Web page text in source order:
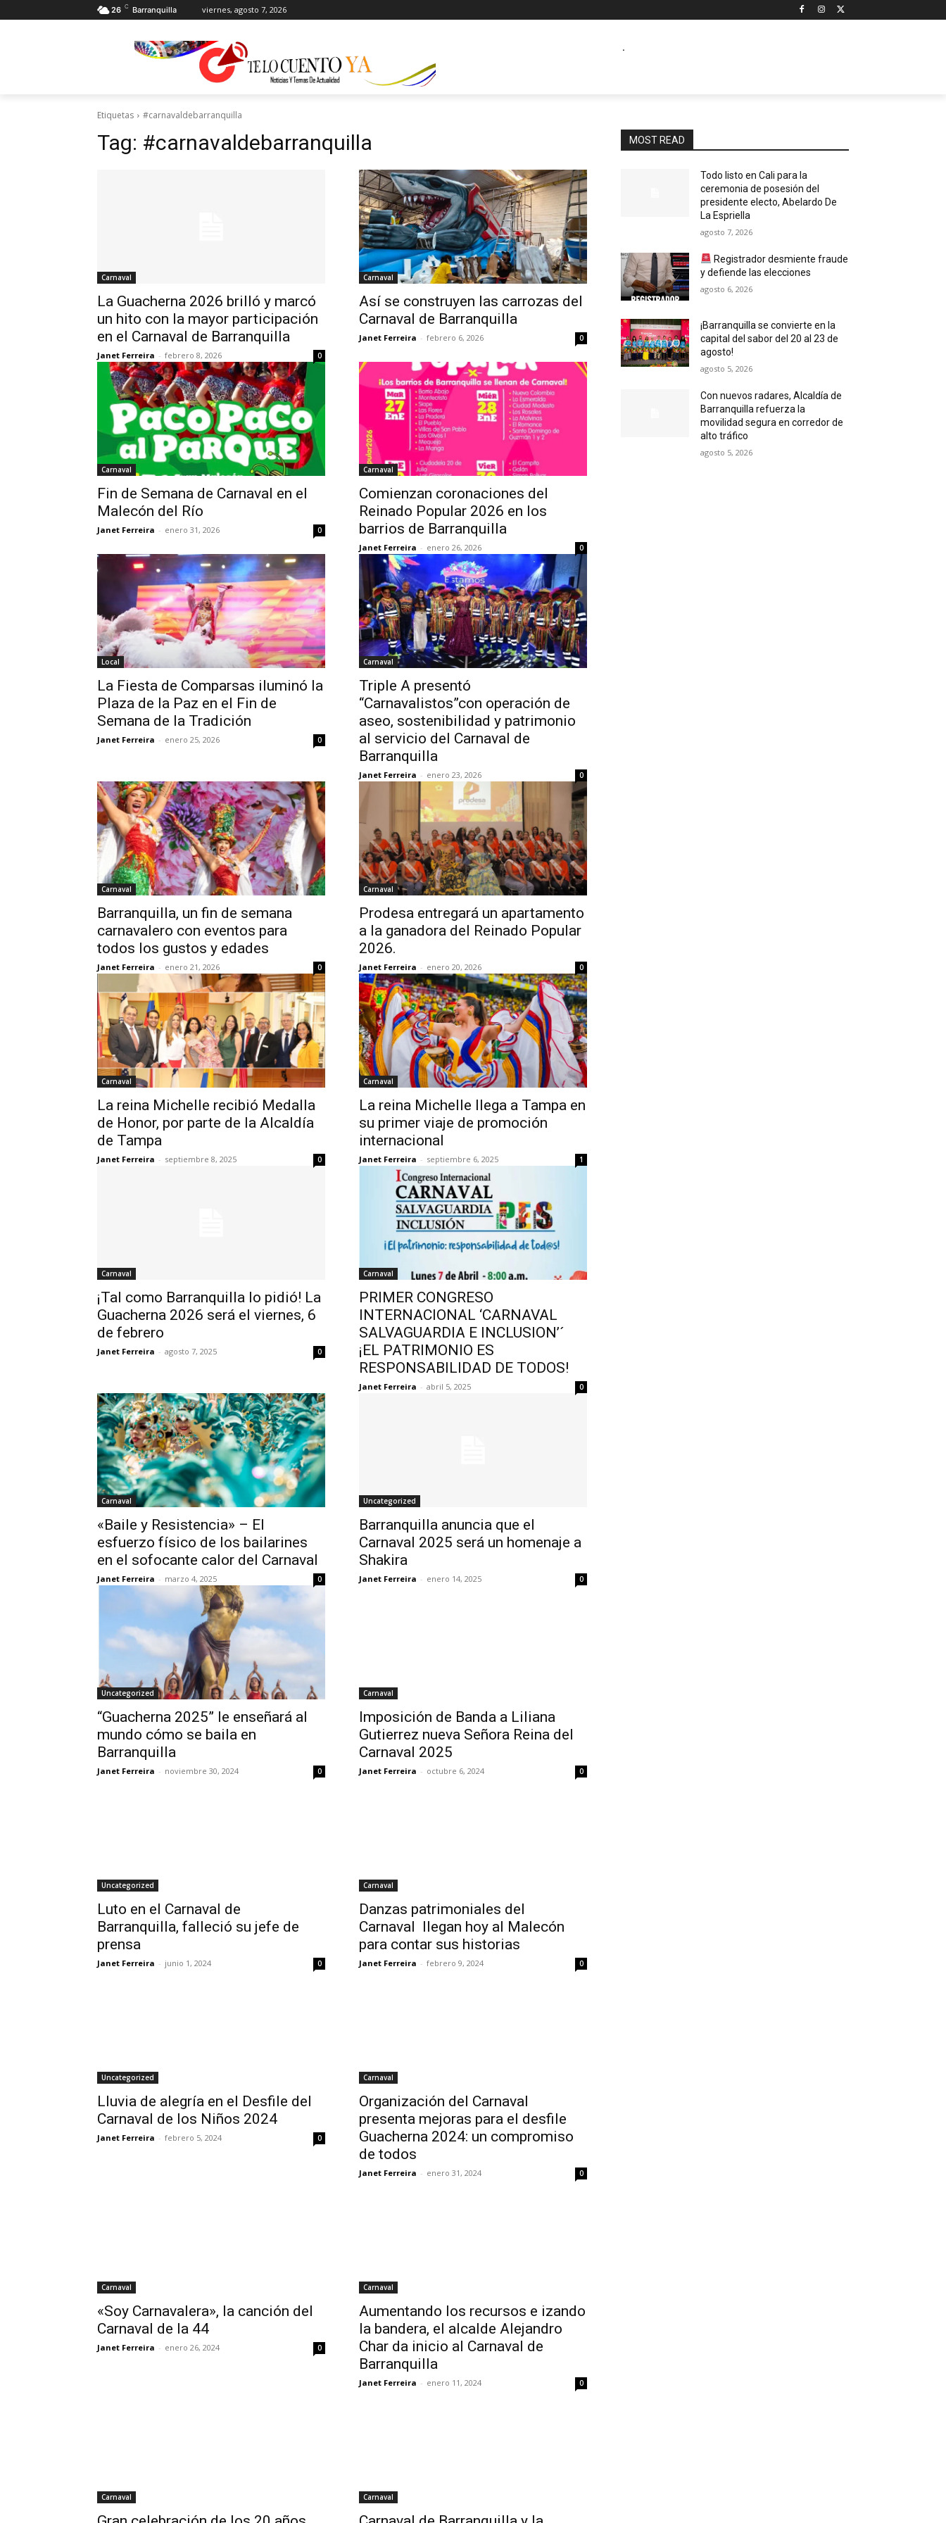
26 C Barranquilla viernes, agosto 7, 2026
.
Etiquetas #carnavaldebarranquilla
Tag: #carnavaldebarranquilla
Carnaval
La Guacherna 2026 brilló y marcó
un hito con la mayor participación
en el Carnaval de Barranquilla
Janet Ferreira - febrero 8, 2026 0
Carnaval
Así se construyen las carrozas del
Carnaval de Barranquilla
Janet Ferreira - febrero 6, 2026 0
Carnaval
Fin de Semana de Carnaval en el
Malecón del Río
Janet Ferreira - enero 31, 2026 0
Carnaval
Comienzan coronaciones del
Reinado Popular 2026 en los
barrios de Barranquilla
Janet Ferreira - enero 26, 2026 0
Local
La Fiesta de Comparsas iluminó la
Plaza de la Paz en el Fin de
Semana de la Tradición
Janet Ferreira - enero 25, 2026 0
Carnaval
Triple A presentó
“Carnavalistos”con operación de
aseo, sostenibilidad y patrimonio
al servicio del Carnaval de
Barranquilla
Janet Ferreira - enero 23, 2026 0
Carnaval
Barranquilla, un fin de semana
carnavalero con eventos para
todos los gustos y edades
Janet Ferreira - enero 21, 2026 0
Carnaval
Prodesa entregará un apartamento
a la ganadora del Reinado Popular
2026.
Janet Ferreira - enero 20, 2026 0
Carnaval
La reina Michelle recibió Medalla
de Honor, por parte de la Alcaldía
de Tampa
Janet Ferreira - septiembre 8, 2025 0
Carnaval
La reina Michelle llega a Tampa en
su primer viaje de promoción
internacional
Janet Ferreira - septiembre 6, 2025 1
Carnaval
¡Tal como Barranquilla lo pidió! La
Guacherna 2026 será el viernes, 6
de febrero
Janet Ferreira - agosto 7, 2025 0
Carnaval
PRIMER CONGRESO
INTERNACIONAL ‘CARNAVAL
SALVAGUARDIA E INCLUSION’´
¡EL PATRIMONIO ES
RESPONSABILIDAD DE TODOS!
Janet Ferreira - abril 5, 2025 0
Carnaval
«Baile y Resistencia» – El
esfuerzo físico de los bailarines
en el sofocante calor del Carnaval
Janet Ferreira - marzo 4, 2025 0
Uncategorized
Barranquilla anuncia que el
Carnaval 2025 será un homenaje a
Shakira
Janet Ferreira - enero 14, 2025 0
Uncategorized
“Guacherna 2025” le enseñará al
mundo cómo se baila en
Barranquilla
Janet Ferreira - noviembre 30, 2024 0
Carnaval
Imposición de Banda a Liliana
Gutierrez nueva Señora Reina del
Carnaval 2025
Janet Ferreira - octubre 6, 2024 0
Uncategorized
Luto en el Carnaval de
Barranquilla, falleció su jefe de
prensa
Janet Ferreira - junio 1, 2024 0
Carnaval
Danzas patrimoniales del
Carnaval llegan hoy al Malecón
para contar sus historias
Janet Ferreira - febrero 9, 2024 0
Uncategorized
Lluvia de alegría en el Desfile del
Carnaval de los Niños 2024
Janet Ferreira - febrero 5, 2024 0
Carnaval
Organización del Carnaval
presenta mejoras para el desfile
Guacherna 2024: un compromiso
de todos
Janet Ferreira - enero 31, 2024 0
Carnaval
«Soy Carnavalera», la canción del
Carnaval de la 44
Janet Ferreira - enero 26, 2024 0
Carnaval
Aumentando los recursos e izando
la bandera, el alcalde Alejandro
Char da inicio al Carnaval de
Barranquilla
Janet Ferreira - enero 11, 2024 0
Carnaval Carnaval
MOST READ
Todo listo en Cali para la
ceremonia de posesión del
presidente electo, Abelardo De
La Espriella
agosto 7, 2026
Registrador desmiente fraude
y defiende las elecciones
agosto 6, 2026
¡Barranquilla se convierte en la
capital del sabor del 20 al 23 de
agosto!
agosto 5, 2026
Con nuevos radares, Alcaldía de
Barranquilla refuerza la
movilidad segura en corredor de
alto tráfico
agosto 5, 2026